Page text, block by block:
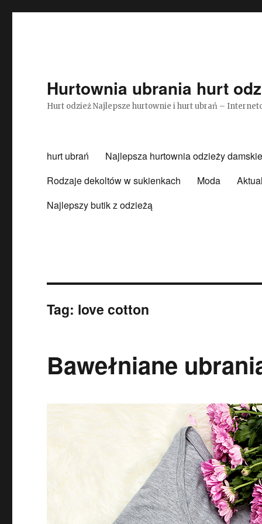
Hurtownia ubrania hurt
Hurt odzież Najlepsze hurtownie i hurt ubrań –
hurt ubrań Najlepsza hurtownia odzieży
Rodzaje dekoltów w sukienkach
Moda
Najlepszy butik z odzieżą
Tag: love cotton
Bawełniane